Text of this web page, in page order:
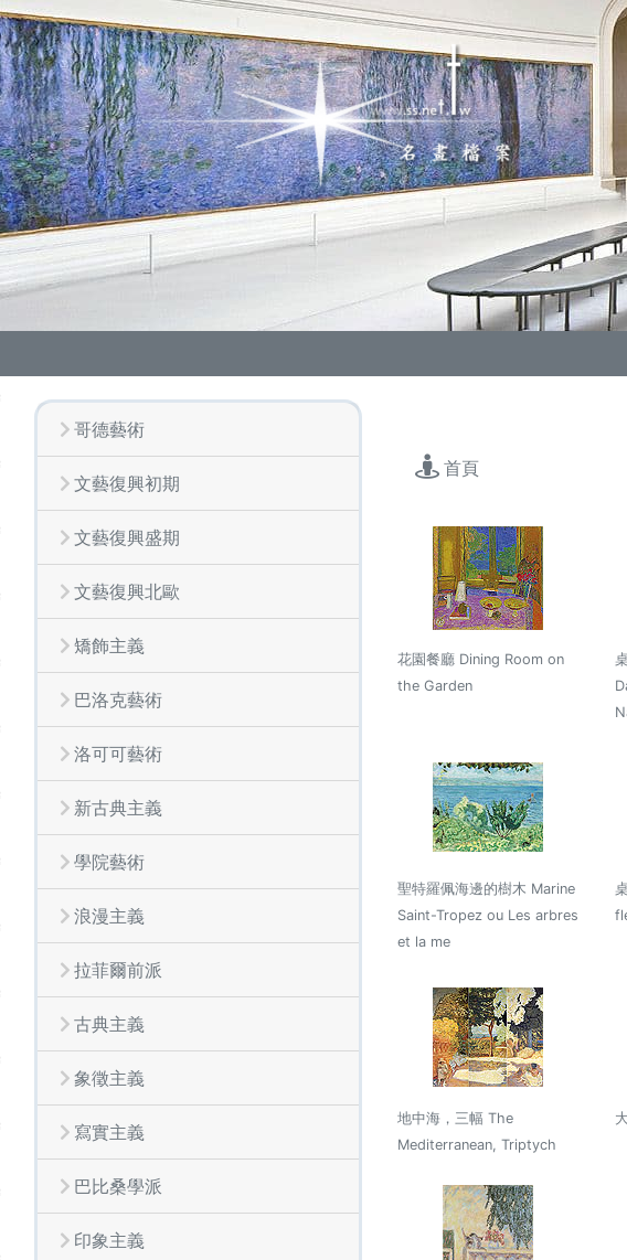
哥德藝術
文藝復興初期
文藝復興盛期
文藝復興北歐
矯飾主義
巴洛克藝術
洛可可藝術
新古典主義
學院藝術
浪漫主義
拉菲爾前派
古典主義
象徵主義
寫實主義
巴比桑學派
印象主義
首頁
花園餐廳 Dining Room on
the Garden
聖特羅佩海邊的樹木 Marine
Saint-Tropez ou Les arbres
et la me
地中海，三幅 The
Mediterranean, Triptych